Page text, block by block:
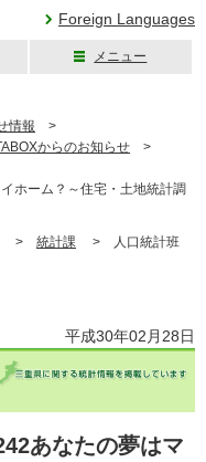
Foreign Languages
メニュー
情報 >
からのお知らせ >
ホーム？～住宅・土地統計調
> 統計課 > 人口統計班
平成30年02月28日
あなたの夢はマ